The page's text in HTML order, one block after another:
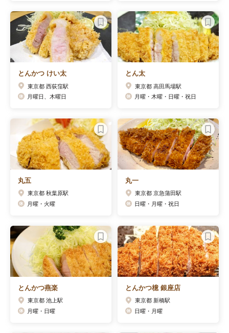
とんかつ けい太
東京都 西荻窪駅
月曜日、木曜日
とん太
東京都 高田馬場駅
月曜・木曜・日曜・祝日
丸五
東京都 秋葉原駅
月曜・火曜
丸一
東京都 京急蒲田駅
日曜・月曜・祝日
とんかつ燕楽
東京都 池上駅
月曜・日曜
とんかつ檍 銀座店
東京都 新橋駅
日曜・月曜